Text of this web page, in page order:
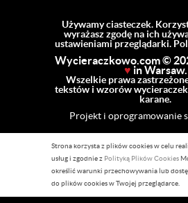
Używamy ciasteczek.
wyrażasz zgodę na ich
ustawieniami przeglądarki.
Wycieraczkowo.com ©
♥ in Warsaw.
Wszelkie prawa
tekstów i wzorów
karane.
Projekt i oprogramowanie
Strona korzysta z plików cookies w celu
usług i zgodnie z Polityką Plików Cookies
określić warunki przechowywania lub
do plików cookies w Twojej przeglądarce.